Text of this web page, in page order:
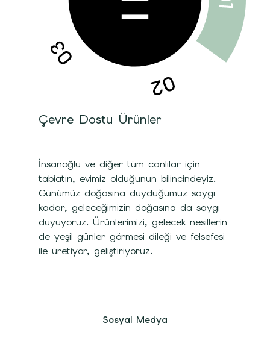
Çevre Dostu Ürünler
İnsanoğlu ve diğer tüm canlılar için
tabiatın, evimiz olduğunun bilincindeyiz.
Günümüz doğasına duyduğumuz saygı
kadar, geleceğimizin doğasına da saygı
duyuyoruz. Ürünlerimizi, gelecek nesillerin
de yeşil günler görmesi dileği ve felsefesi
ile üretiyor, geliştiriyoruz.
Sosyal Medya